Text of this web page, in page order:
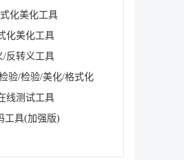
化美化工具
化美化工具
/反转义工具
验/检验/美化/格式化
线测试工具
工具(加强版)